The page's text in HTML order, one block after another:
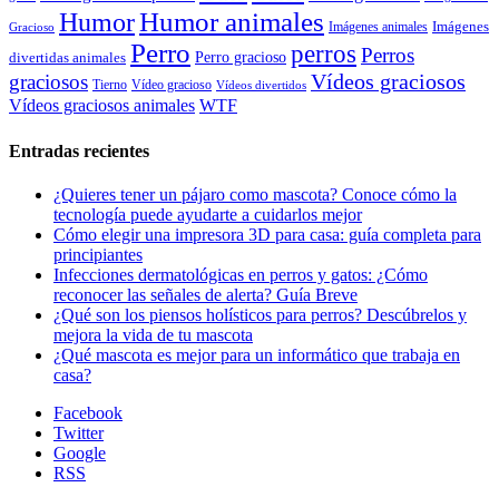
Gracioso HumorHumor animales Imágenes animales Imágenes
divertidas animales Perro Perro gracioso perros Perros
graciosos Tierno Vídeo gracioso Vídeos divertidos Vídeos graciosos
Vídeos graciosos animales WTF
Entradas recientes
¿Quieres tener un pájaro como mascota? Conoce cómo la
tecnología puede ayudarte a cuidarlos mejor
Cómo elegir una impresora 3D para casa: guía completa para
principiantes
Infecciones dermatológicas en perros y gatos: ¿Cómo
reconocer las señales de alerta? Guía Breve
¿Qué son los piensos holísticos para perros? Descúbrelos y
mejora la vida de tu mascota
¿Qué mascota es mejor para un informático que trabaja en
casa?
Facebook
Twitter
Google
RSS